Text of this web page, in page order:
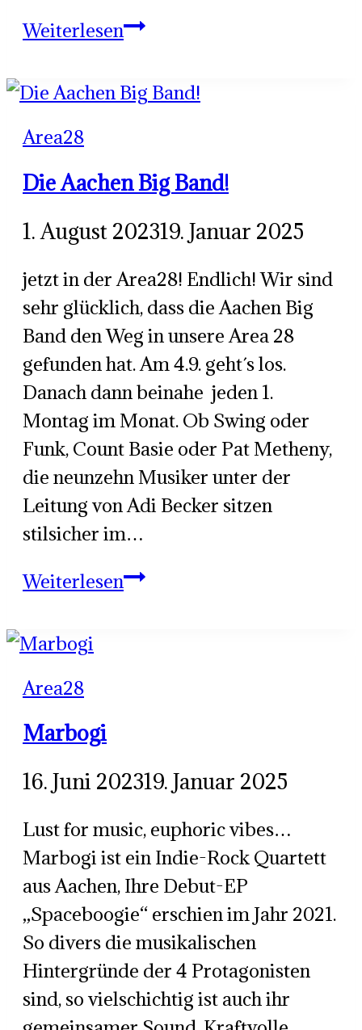
WeiterlesenPocket
for
Shorts
Area28
Die Aachen Big Band!
1. August 202319. Januar 2025
jetzt in der Area28! Endlich! Wir sind
sehr glücklich, dass die Aachen Big
Band den Weg in unsere Area 28
gefunden hat. Am 4.9. geht´s los.
Danach dann beinahe jeden 1.
Montag im Monat. Ob Swing oder
Funk, Count Basie oder Pat Metheny,
die neunzehn Musiker unter der
Leitung von Adi Becker sitzen
stilsicher im…
WeiterlesenDie
Area28
Marbogi
16. Juni 202319. Januar 2025
Lust for music, euphoric vibes…
Marbogi ist ein Indie-Rock Quartett
aus Aachen, Ihre Debut-EP
„Spaceboogie“ erschien im Jahr 2021.
So divers die musikalischen
Hintergründe der 4 Protagonisten
sind, so vielschichtig ist auch ihr